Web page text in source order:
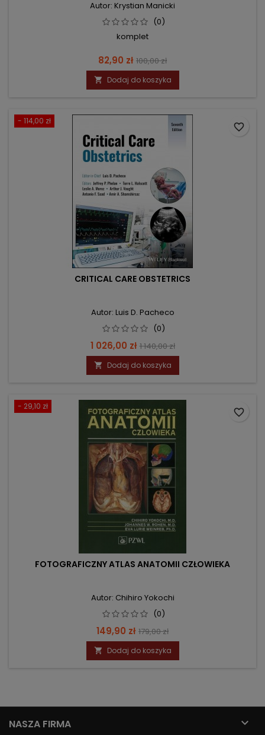
Autor: Krystian Manicki
(0)
komplet
Cena
82,90 zł Cena
podstawowa
100,00 zł
 Dodaj do koszyka
- 114,00 zł
CRITICAL CARE OBSTETRICS
Autor: Luis D. Pacheco
(0)
Cena
1 026,00 zł Cena
podstawowa
1 140,00 zł
 Dodaj do koszyka
favorite_border
- 29,10 zł
FOTOGRAFICZNY ATLAS ANATOMII CZŁOWIEKA
Autor: Chihiro Yokochi
(0)
Cena
149,90 zł Cena
podstawowa
179,00 zł
 Dodaj do koszyka
favorite_border
NASZA FIRMA 